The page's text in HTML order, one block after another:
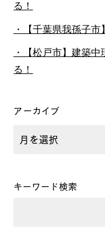
る！
【千葉県我孫子
【松戸市】建築
る！
アーカイブ
キーワード検索